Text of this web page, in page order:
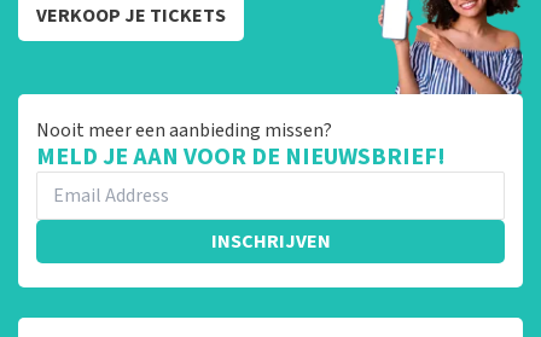
VERKOOP JE TICKETS
Nooit meer een aanbieding missen?
MELD JE AAN VOOR DE NIEUWSBRIEF!
INSCHRIJVEN